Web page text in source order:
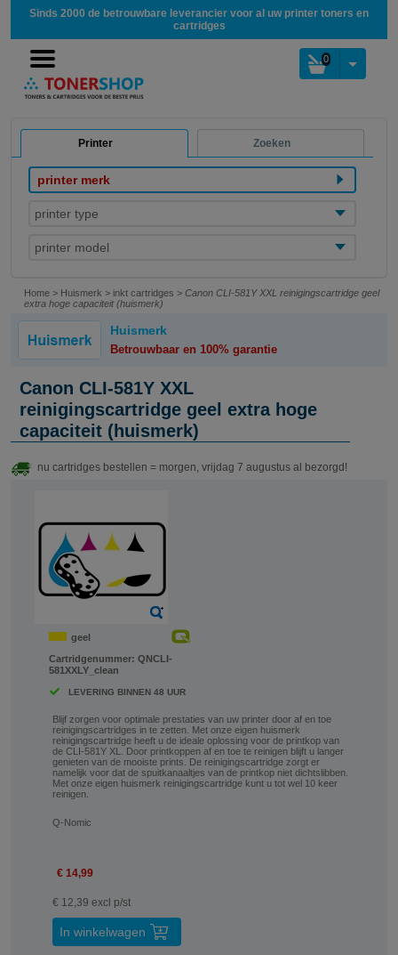
Sinds 2000 de betrouwbare leverancier voor al uw printer toners en
cartridges
0
Printer Zoeken
printer merk
printer type
printer model
Home > Huismerk > inkt cartridges > Canon CLI-581Y XXL reinigingscartridge geel
extra hoge capaciteit (huismerk)
Huismerk
Betrouwbaar en 100% garantie
Canon CLI-581Y XXL
reinigingscartridge geel extra hoge
capaciteit (huismerk)
nu cartridges bestellen = morgen, vrijdag 7 augustus al bezorgd!
geel
Cartridgenummer: QNCLI-
581XXLY_clean
LEVERING BINNEN 48 UUR
Blijf zorgen voor optimale prestaties van uw printer door af en toe
reinigingscartridges in te zetten. Met onze eigen huismerk
reinigingscartridge heeft u de ideale oplossing voor de printkop van
de CLI-581Y XL. Door printkoppen af en toe te reinigen blijft u langer
genieten van de mooiste prints. De reinigingscartridge zorgt er
namelijk voor dat de spuitkanaaltjes van de printkop niet dichtslibben.
Met onze eigen huismerk reinigingscartridge kunt u tot wel 10 keer
reinigen.
Q-Nomic
€ 14,99
€ 12,39 excl p/st
In winkelwagen